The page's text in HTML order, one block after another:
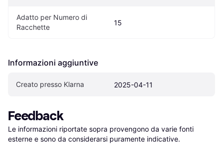
Adatto per Numero di
Racchette
15
Informazioni aggiuntive
Creato presso Klarna 2025-04-11
Feedback
Le informazioni riportate sopra provengono da varie fonti
esterne e sono da considerarsi puramente indicative.